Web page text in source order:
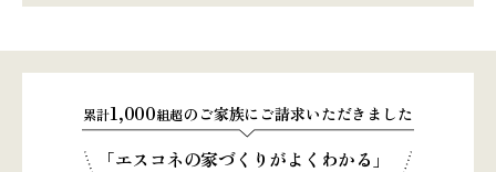
累計1,000組超のご家族にご請求いただきました
「エスコネの家づくりがよくわかる」